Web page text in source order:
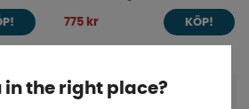
775 kr KÖP!
in the right place?